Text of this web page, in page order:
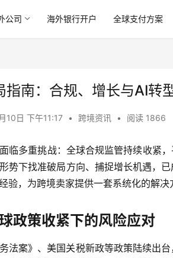
公司 海外银行开户 全球支付方案
南：合规、增长与AI转
10日 下午11:17 • 跨境资讯 • 阅读 1866
临多重挑战：全球合规监管持续收紧
势下找准破局方向、捕捉增长机遇，
验，为跨境卖家提供一套系统化的解决
政策收紧下的风险应对
法案》、美国关税新政等政策陆续出